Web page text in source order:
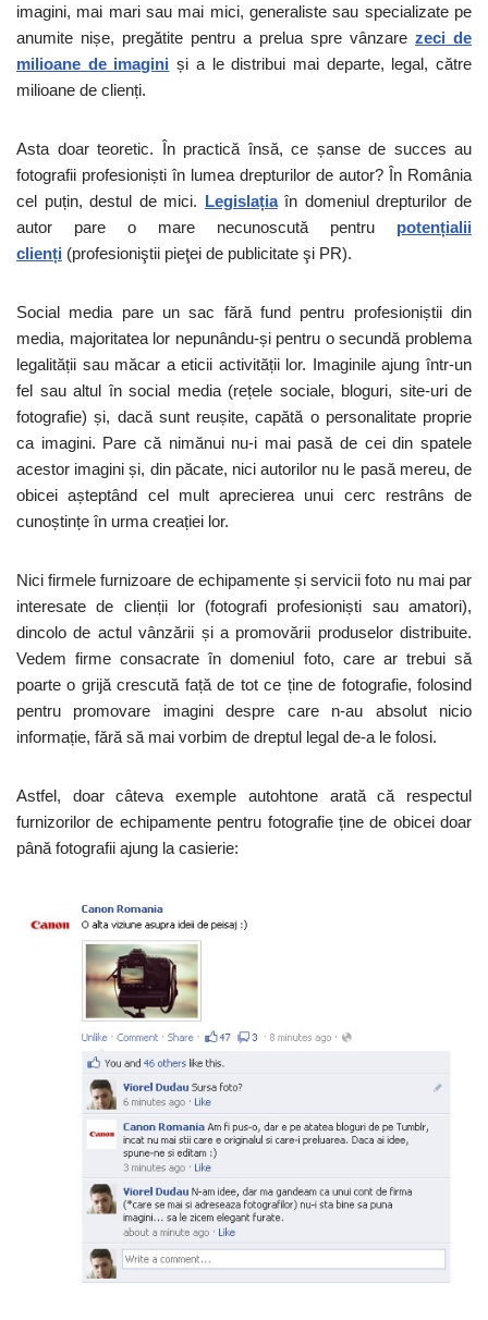
imagini, mai mari sau mai mici, generaliste sau specializate pe
anumite nișe, pregătite pentru a prelua spre vânzare zeci de
milioane de imagini și a le distribui mai departe, legal, către
milioane de clienți.
Asta doar teoretic. În practică însă, ce șanse de succes au
fotografii profesioniști în lumea drepturilor de autor? În România
cel puțin, destul de mici. Legislațiaîn domeniul drepturilor de
autor pare o mare necunoscută pentru potențialii
clienți (profesioniştii pieţei de publicitate şi PR).
Social media pare un sac fără fund pentru profesioniștii din
media, majoritatea lor nepunându-și pentru o secundă problema
legalității sau măcar a eticii activității lor. Imaginile ajung într-un
fel sau altul în social media (rețele sociale, bloguri, site-uri de
fotografie) și, dacă sunt reușite, capătă o personalitate proprie
ca imagini. Pare că nimănui nu-i mai pasă de cei din spatele
acestor imagini și, din păcate, nici autorilor nu le pasă mereu, de
obicei așteptând cel mult aprecierea unui cerc restrâns de
cunoștințe în urma creației lor.
Nici firmele furnizoare de echipamente și servicii foto nu mai par
interesate de clienții lor (fotografi profesioniști sau amatori),
dincolo de actul vânzării și a promovării produselor distribuite.
Vedem firme consacrate în domeniul foto, care ar trebui să
poarte o grijă crescută față de tot ce ține de fotografie, folosind
pentru promovare imagini despre care n-au absolut nicio
informație, fără să mai vorbim de dreptul legal de-a le folosi.
Astfel, doar câteva exemple autohtone arată că respectul
furnizorilor de echipamente pentru fotografie ține de obicei doar
până fotografii ajung la casierie: